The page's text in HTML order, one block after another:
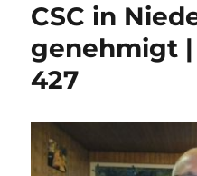
CSC in
genehmigt
427